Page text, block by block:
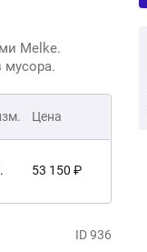
Melke.
Цена
53 150 ₽
ID 936